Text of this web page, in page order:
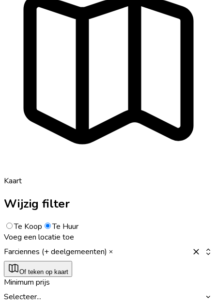
Kaart
Wijzig filter
Te Koop
Te Huur
Voeg een locatie toe
Farciennes (+ deelgemeenten)
Of teken op kaart
Minimum prijs
Selecteer...